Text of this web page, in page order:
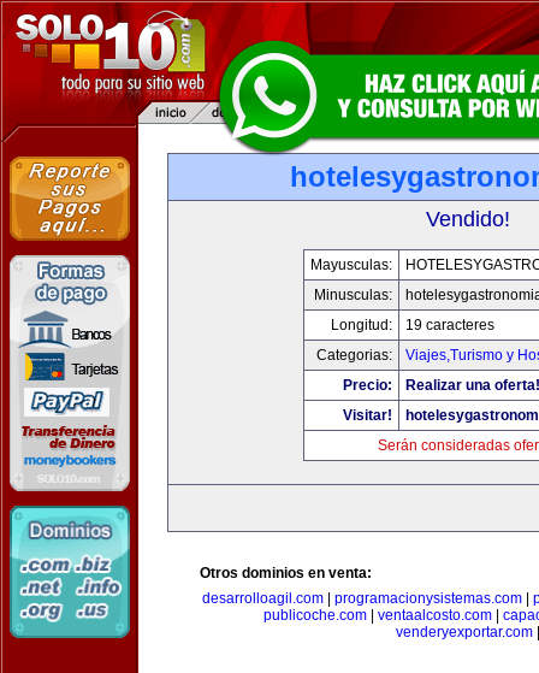
Vendido!
Mayusculas:
Minusculas:
Longitud:
19 caracteres
Categorias:
Viajes,Turismo y
Precio:
Realizar una oferta!
Visitar!
Serán consideradas
Otros dominios en venta:
desarrolloagil.com
programacionysistemas.com
publicoche.com
ventaalcosto.com
venderyexportar.com